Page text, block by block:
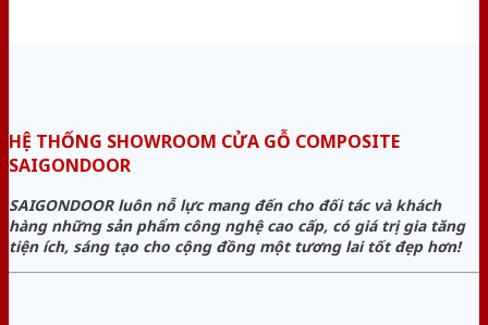
HỆ THỐNG SHOWROOM CỬA GỖ COMPOSITE
SAIGONDOOR
SAIGONDOOR luôn nỗ lực mang đến cho đối tác và khách
hàng những sản phẩm công nghệ cao cấp, có giá trị gia tăng
tiện ích, sáng tạo cho cộng đồng một tương lai tốt đẹp hơn!